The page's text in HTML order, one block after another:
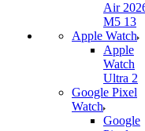
Air
M5 13
Apple Watch
Apple
Watch
Ultra 2
Google Pixel
Watch
Google